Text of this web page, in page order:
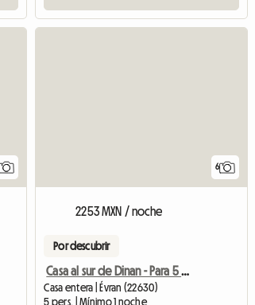
6
2253 MXN / noche
Por descubrir
Casa al sur de Dinan - Para 5 personas
Casa entera | Évran (22630)
5 pers. | Mínimo 1 noche